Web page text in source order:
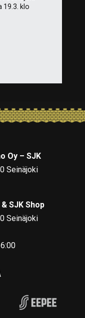
19.3. klo
Oy – SJK
Seinäjoki
SJK Shop
Seinäjoki